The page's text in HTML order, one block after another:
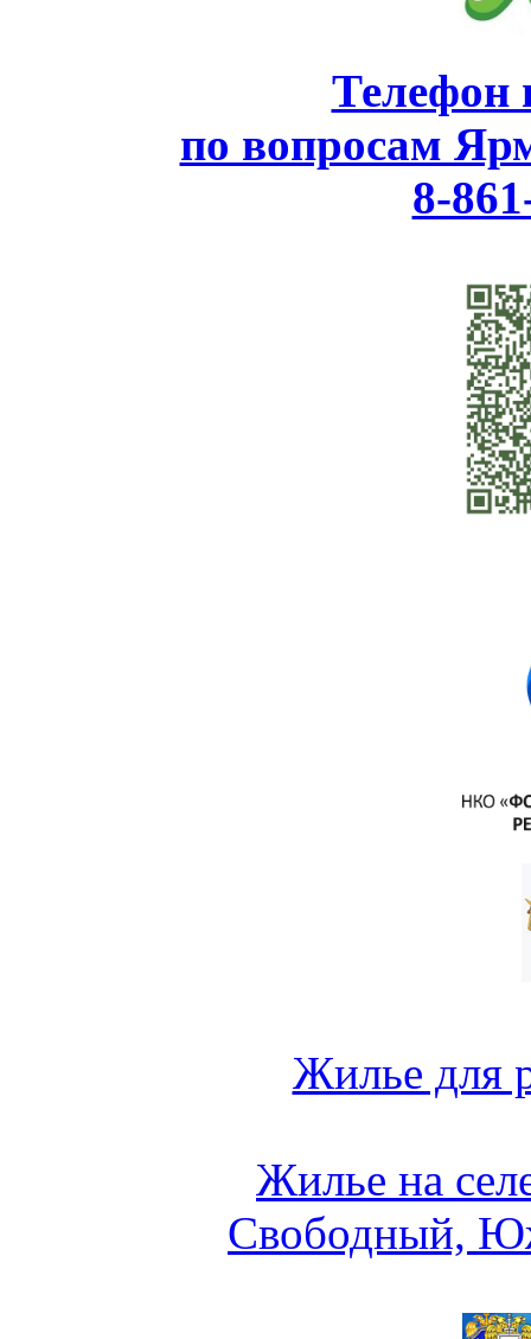
Телефон
по вопросам
8-
Жилье для
Жилье на
Свободный,